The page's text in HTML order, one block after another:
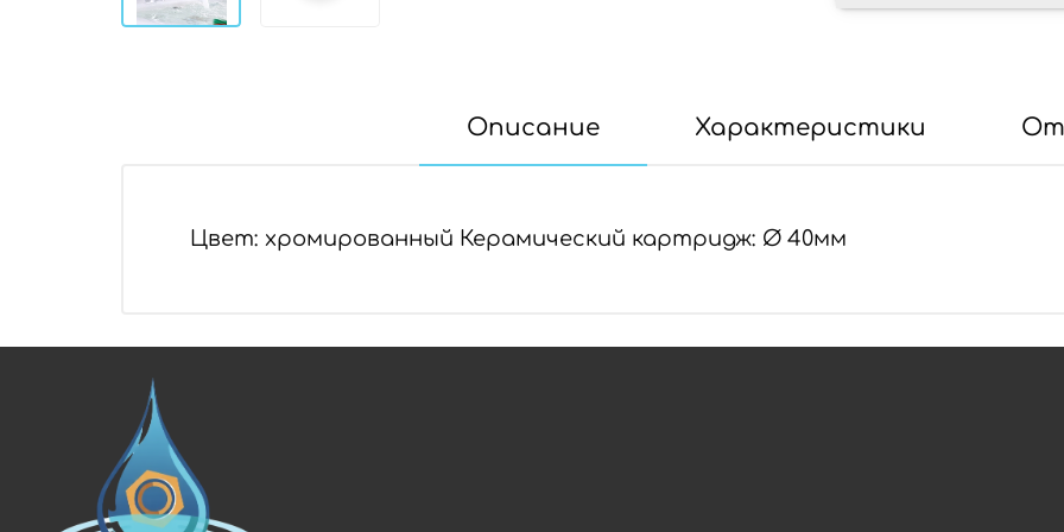
Описание Характеристики
Цвет: хромированный Керамический картридж: Ø 40мм